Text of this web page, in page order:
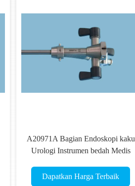
A20971A Bagian Endoskopi kaku
Urologi Instrumen bedah Medis
Dapatkan Harga Terbaik